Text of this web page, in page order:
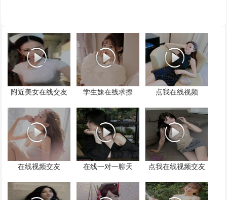
附近美女在线交友 学生妹在线求撩 点我在线视频
在线视频交友 在线一对一聊天 点我在线视频交友